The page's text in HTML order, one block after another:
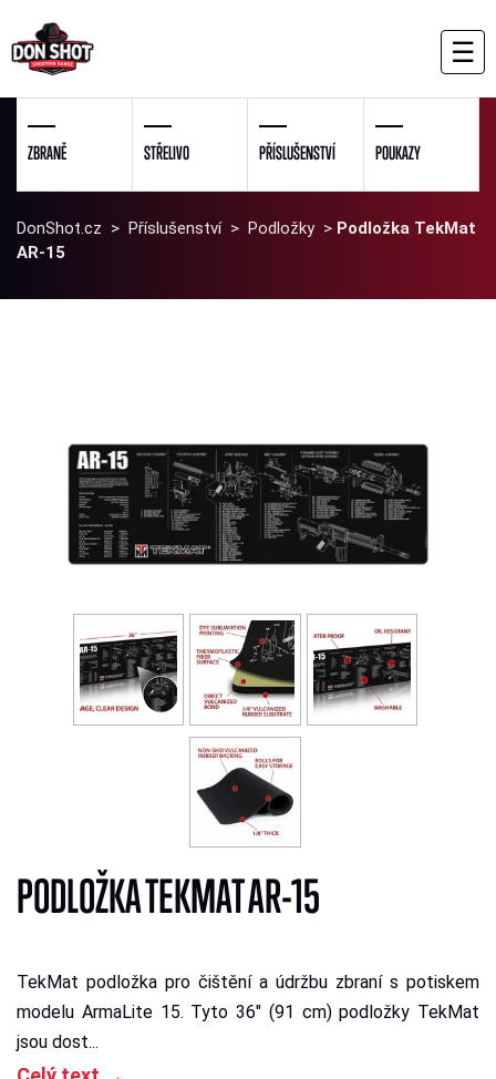
☰
ZBRANĚ STŘELIVO PŘÍSLUŠENSTVÍ POUKAZY
DonShot.cz > Příslušenství> Podložky> Podložka TekMat
AR-15
PODLOŽKA TEKMAT AR-15
TekMat podložka pro čištění a údržbu zbraní s potiskem
modelu ArmaLite 15. Tyto 36" (91 cm) podložky TekMat
jsou dost...